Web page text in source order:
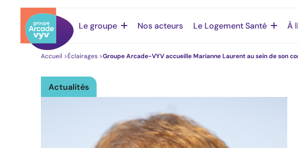
Le groupe Nos acteurs Le Logement Santé À
Accueil >Éclairages >Groupe Arcade-VYV accueille Marianne Laurent au sein de son
Actualités